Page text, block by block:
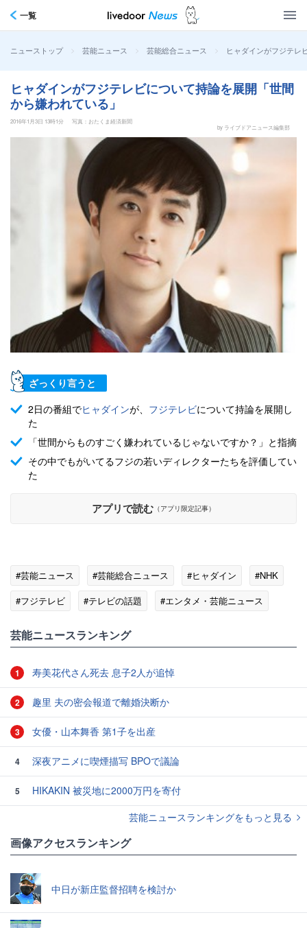
一覧
ニューストップ > 芸能ニュース > 芸能総合ニュース > ヒャダインがフジテレ
ヒャダインがフジテレビについて持論を展開「世間
から嫌われている」
2016年1月3日 13時1分
写真：おたくま経済新聞
by ライブドアニュース編集部
ざっくり言うと
2日の番組でヒャダインが、 フジテレビについて持論を展開し
た
「世間からものすごく嫌われているじゃないですか？」と指摘
その中でもがいてるフジの若いディレクターたちを評価してい
た
アプリで読む （アプリ限定記事）
#芸能ニュース #芸能総合ニュース #ヒャダイン
#NHK
#フジテレビ
#テレビの話題 #エンタメ・芸能ニュース
芸能ニュースランキング
1 寿美花代さん死去 息子2人が追悼
2 趣里 夫の密会報道で離婚決断か
3 女優・山本舞香 第1子を出産
4 深夜アニメに喫煙描写 BPOで議論
5
HIKAKIN 被災地に2000万円を寄付
芸能ニュースランキングをもっと見る
画像アクセスランキング
中日が新庄監督招聘を検討か